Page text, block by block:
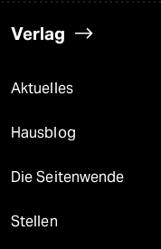
Verlag
Aktuelles
Hausblog
Die Seitenwende
Stellen